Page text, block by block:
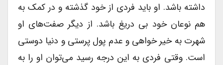
داشته باشد. او باید فردی از خود گذشته و در کمک به
هم نوعان خود بی دریغ باشد. از دیگر صفت‌های او
شهرت به خیر خواهی و عدم پول پرستی و دنیا دوستی
است. وقتی فردی به این درجه رسید می‌توان او را به